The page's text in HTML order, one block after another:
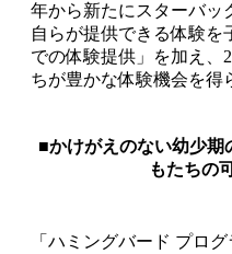
年から新たにスターバッ
自らが提供できる体験を
での体験提供」を加え、
ちが豊かな体験機会を得
■かけがえのない幼少期
もたちの
「ハミングバード プロ